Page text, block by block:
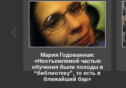
Мария Годованная:
«Неотъемлемой частью
обучения были походы в
“библиотеку”, то есть в
ближайший бар»